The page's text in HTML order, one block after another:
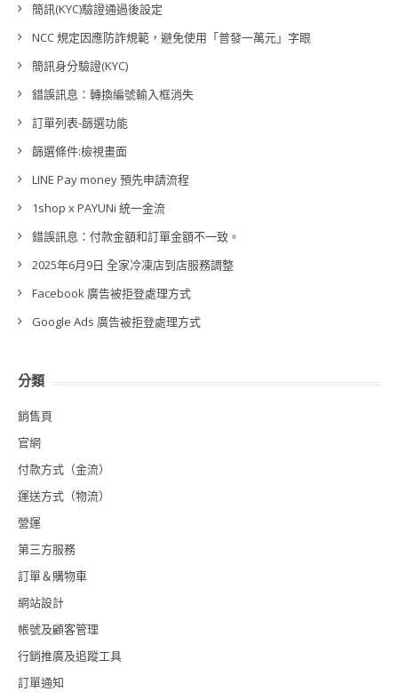
簡訊(KYC)驗證通過後設定
NCC 規定因應防詐規範，避免使用「普發一萬元」字眼
簡訊身分驗證(KYC)
錯誤訊息：轉換編號輸入框消失
訂單列表-篩選功能
篩選條件:檢視畫面
LINE Pay money 預先申請流程
1shop x PAYUNi 統一金流
錯誤訊息：付款金額和訂單金額不一致。
2025年6月9日 全家冷凍店到店服務調整
Facebook 廣告被拒登處理方式
Google Ads 廣告被拒登處理方式
分類
銷售頁
官網
付款方式（金流）
運送方式（物流）
營運
第三方服務
訂單＆購物車
網站設計
帳號及顧客管理
行銷推廣及追蹤工具
訂單通知